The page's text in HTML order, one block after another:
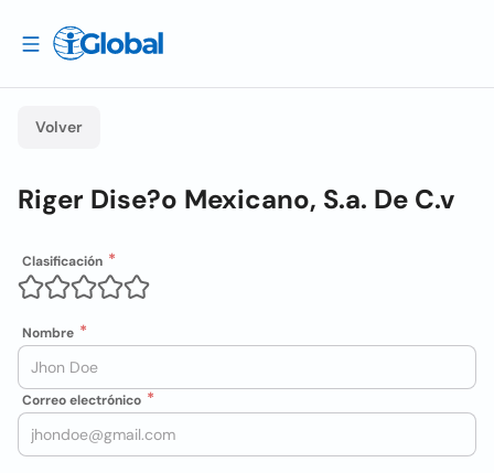
Volver
Riger Dise?o Mexicano, S.a. De C.v
Clasificación
Nombre
Correo electrónico